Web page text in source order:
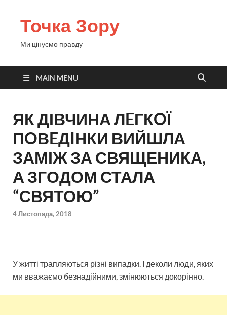
Точка Зору
Ми цінуємо правду
MAIN MENU
ЯК ДІВЧИНА ЛEГКOЇ
ПOВEДIНКИ ВИЙШЛА
ЗАМІЖ ЗА СВЯЩЕНИКА,
А ЗГОДОМ СТАЛА
“СВЯТОЮ”
4 Листопада, 2018
У житті трапляються різні випадки. І деколи люди, яких
ми вважаємо безнадійними, змінюються докорінно.